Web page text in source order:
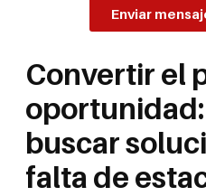
Enviar
Convertir el
buscar
falta de